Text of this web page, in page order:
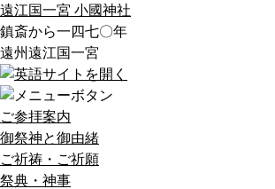
遠江国一宮 小國神社
鎮斎から一四七〇年
遠州遠江国一宮
ご参拝案内
御祭神と御由緒
ご祈祷・ご祈願
祭典・神事